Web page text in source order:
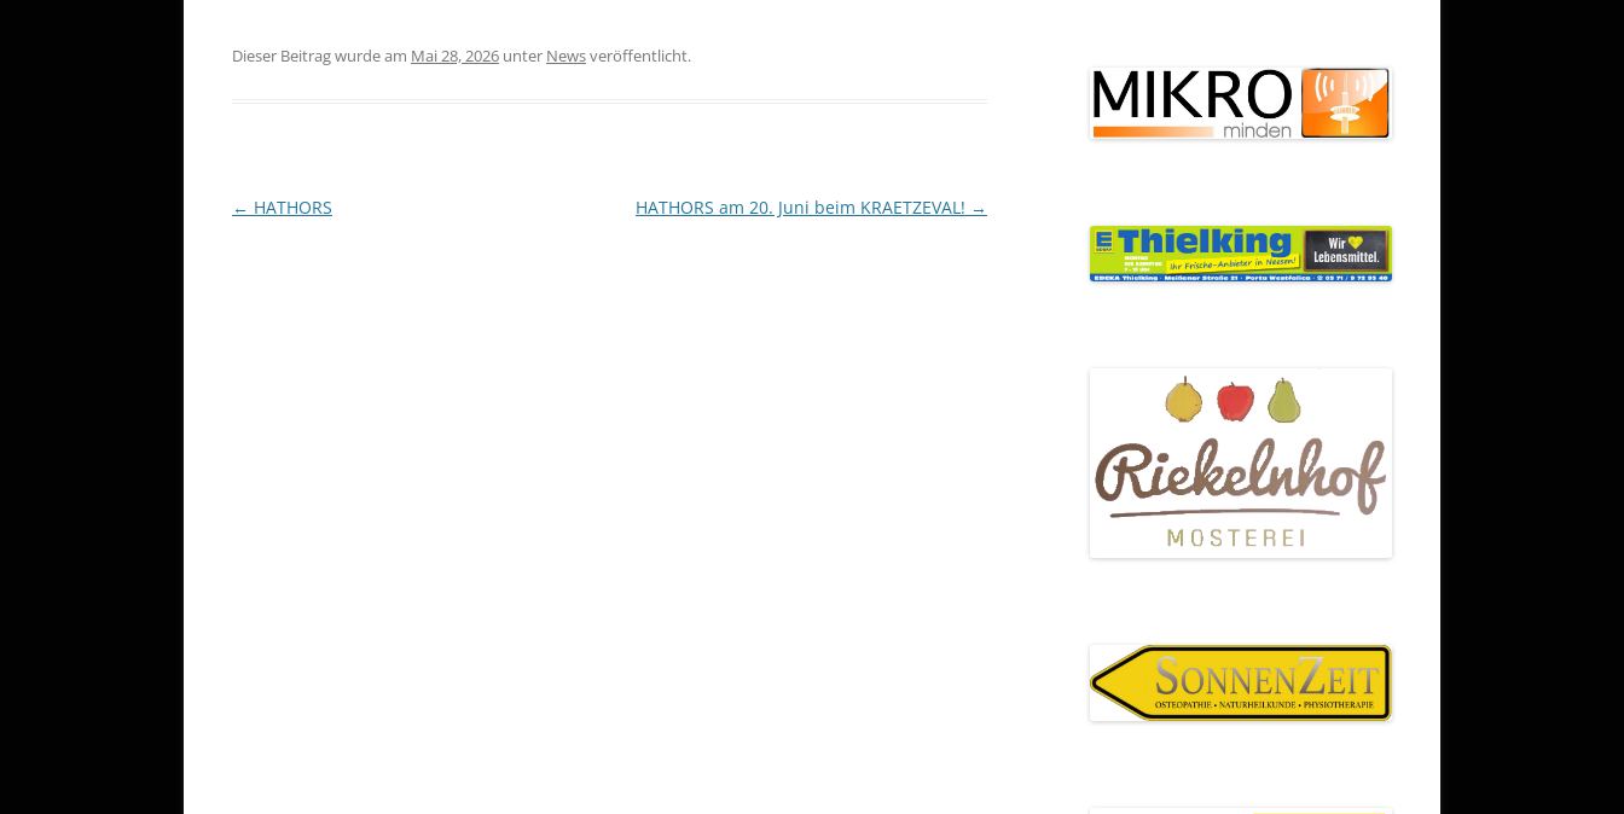
Dieser Beitrag wurde am Mai 28, 2026 unter Newsveröffentlicht.
Beitragsnavigation
← HATHORS HATHORS am 20. Juni beim KRAETZEVAL! →